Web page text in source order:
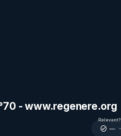
- www.regenere.org
Relevant?
—